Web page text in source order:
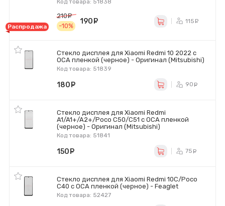
Код товара: 51838
Распродажа
210
-10%
190 115
Стекло дисплея для Xiaomi Redmi 10 2022 с
OCA пленкой (черное) - Оригинал (Mitsubishi)
Код товара: 51839
180 90
Стекло дисплея для Xiaomi Redmi
A1/A1+/A2+/Poco C50/C51 с OCA пленкой
(черное) - Оригинал (Mitsubishi)
Код товара: 51841
150 75
Стекло дисплея для Xiaomi Redmi 10C/Poco
C40 с OCA пленкой (черное) - Feaglet
Код товара: 52427